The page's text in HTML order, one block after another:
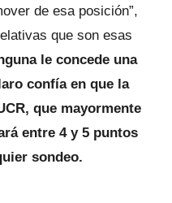
de esa posición”,
que son esas
le concede una
confía en que la
que mayormente
entre 4 y 5 puntos
sondeo.